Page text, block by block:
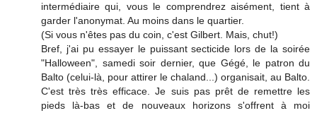
intermédiaire qui, vous le comprendrez aisément, tient à
garder l'anonymat. Au moins dans le quartier.
(Si vous n'êtes pas du coin, c'est Gilbert. Mais, chut!)
Bref, j'ai pu essayer le puissant secticide lors de la soirée
"Halloween", samedi soir dernier, que Gégé, le patron du
Balto (celui-là, pour attirer le chaland...) organisait, au Balto.
C'est très très efficace. Je suis pas prêt de remettre les
pieds là-bas et de nouveaux horizons s'offrent à moi